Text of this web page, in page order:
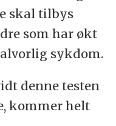
skal tilbys
som har økt
sykdom.
denne testen
kommer helt